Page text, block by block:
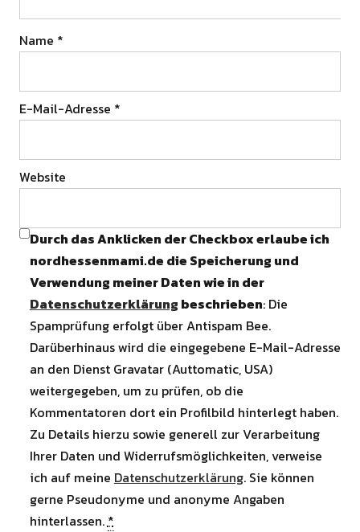
Name *
E-Mail-Adresse *
Website
Durch das Anklicken der Checkbox erlaube ich
nordhessenmami.de die Speicherung und
Verwendung meiner Daten wie in der
Datenschutzerklärung beschrieben: Die
Spamprüfung erfolgt über Antispam Bee.
Darüberhinaus wird die eingegebene E-Mail-Adresse
an den Dienst Gravatar (Auttomatic, USA)
weitergegeben, um zu prüfen, ob die
Kommentatoren dort ein Profilbild hinterlegt haben.
Zu Details hierzu sowie generell zur Verarbeitung
Ihrer Daten und Widerrufsmöglichkeiten, verweise
ich auf meine Datenschutzerklärung. Sie können
gerne Pseudonyme und anonyme Angaben
hinterlassen.*